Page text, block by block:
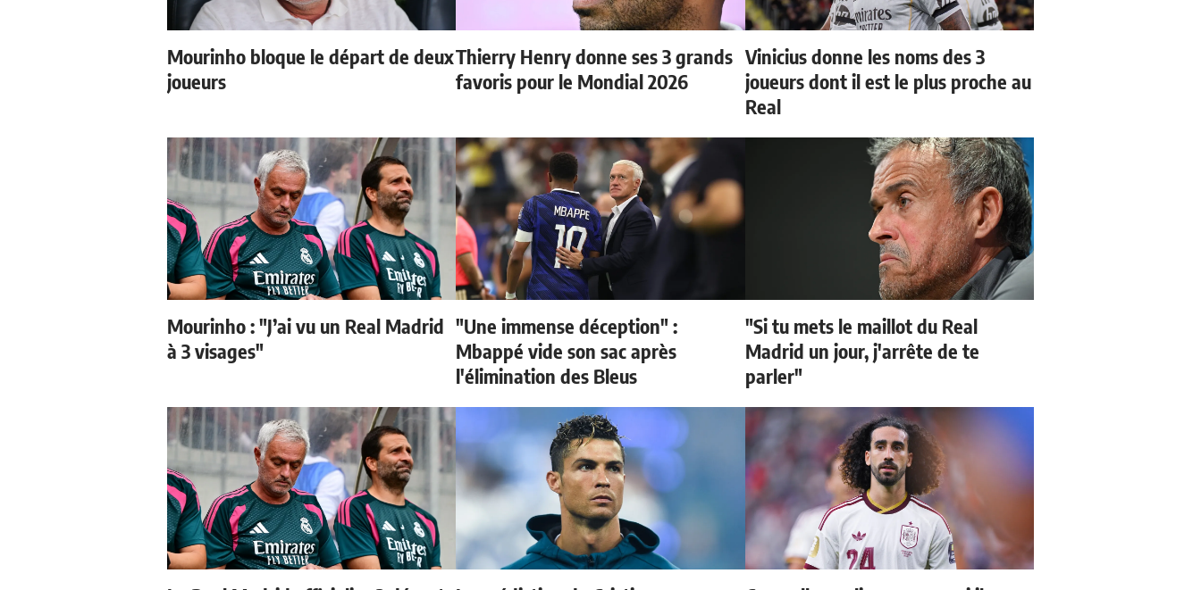
Mourinho bloque le départ de deux
joueurs
Thierry Henry donne ses 3 grands
favoris pour le Mondial 2026
Vinicius donne les noms des 3
joueurs dont il est le plus proche au
Real
Mourinho : "J’ai vu un Real Madrid
à 3 visages"
"Une immense déception" :
Mbappé vide son sac après
l'élimination des Bleus
"Si tu mets le maillot du Real
Madrid un jour, j'arrête de te
parler"